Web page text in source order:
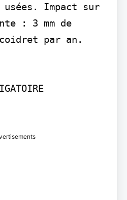
Impact sur
: 3 mm de
par an.